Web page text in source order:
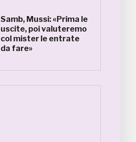
Samb, Mussi: «Prima le
uscite, poi valuteremo
col mister le entrate
da fare»